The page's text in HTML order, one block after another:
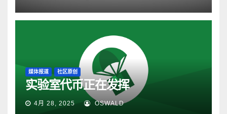
媒体报道 社区原创
实验室代币正在发挥
4月 28, 2025 OSWALD